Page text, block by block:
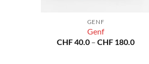
GENF
Genf
CHF40.0 – CHF 180.0